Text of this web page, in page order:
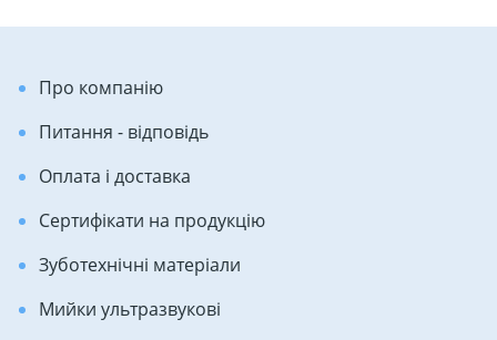
Про компанію
Питання - відповідь
Оплата і доставка
Сертифікати на продукцію
Зуботехнічні матеріали
Мийки ультразвукові